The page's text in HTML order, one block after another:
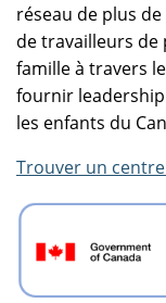
réseau de plus
de travailleurs de
famille à travers
fournir
les enfants du
Trouver un